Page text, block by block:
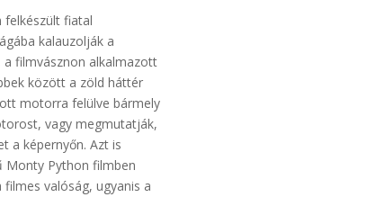
fiatal
kalauzolják a
filmvásznon alkalmazott
között a zöld háttér
motorra felülve bármely
vagy megmutatják,
a képernyőn. Azt is
Monty Python filmben
valóság, ugyanis a